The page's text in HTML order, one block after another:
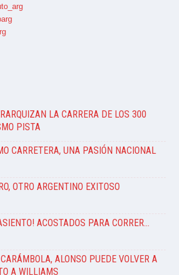
LA CARRERA DE LOS 300
PISTA
CARRETERA, UNA PASIÓN NACIONAL
OTRO ARGENTINO EXITOSO
ACOSTADOS PARA CORRER…
ALONSO PUEDE VOLVER A
A WILLIAMS